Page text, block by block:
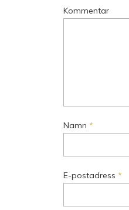
Kommentar
Namn *
E-postadress *